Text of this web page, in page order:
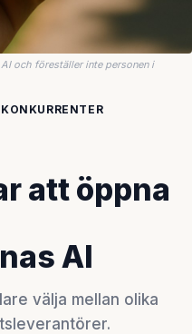
och föreställer inte personen i
att öppna
AI
välja mellan olika